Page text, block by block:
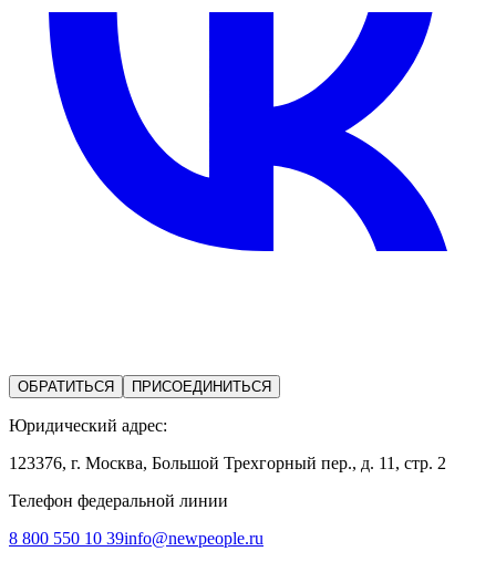
ОБРАТИТЬСЯ ПРИСОЕДИНИТЬСЯ
Юридический адрес:
123376, г. Москва, Большой Трехгорный пер., д. 11, стр. 2
Телефон федеральной линии
8 800 550 10 39info@newpeople.ru